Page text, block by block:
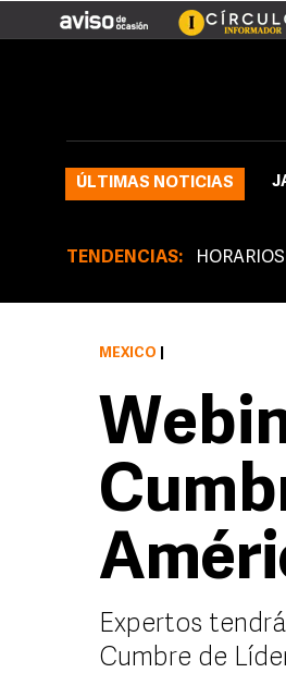
ÚLTIMAS NOTICIAS
TENDENCIAS:
MÉXICO
Expertos
Cumbre de